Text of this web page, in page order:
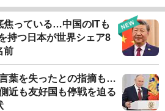
焦っている…中国のITも
持つ日本が世界シェア8
前
葉を失ったとの指摘も…
近も友好国も停戦を迫る